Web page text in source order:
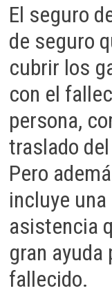
El seguro
de seguro
cubrir los
con el
persona,
traslado
Pero
incluye
asistencia
gran
fallecido.